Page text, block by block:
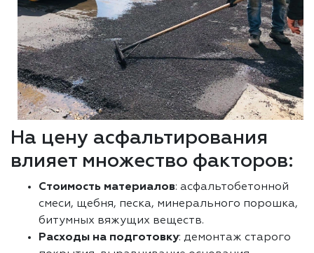
На цену асфальтирования
влияет множество факторов:
Стоимость материалов: асфальтобетонной
смеси, щебня, песка, минерального порошка,
битумных вяжущих веществ.
Расходы на подготовку: демонтаж старого